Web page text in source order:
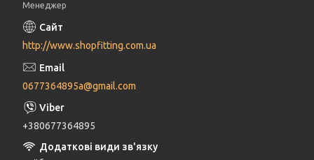
Менеджер
http://www.shopfitting.com.ua
0677364895a@gmail.com
+380677364895